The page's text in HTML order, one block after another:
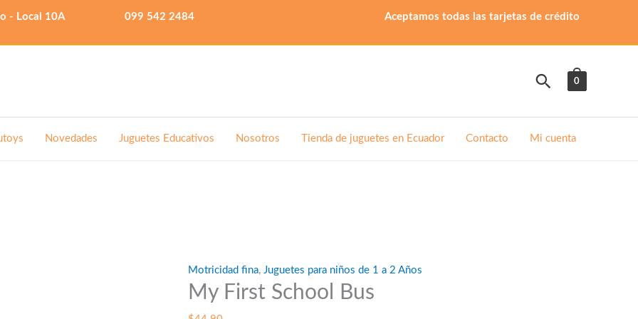
- Local 10A 099 542 2484 Aceptamos todas las tarjetas de crédito
Buscar
0
Novedades Juguetes Educativos Nosotros Tienda de juguetes en Ecuador Contacto Mi cuenta
Motricidad fina, Juguetes para niños de 1 a 2 Años
My First School Bus